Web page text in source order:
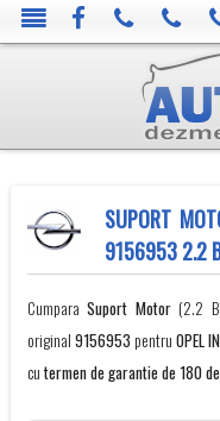
SUPORT
9156953 2.2
CumparaSuport Motor(2.2
original 9156953 pentruOPEL
cutermen de garantie de 180